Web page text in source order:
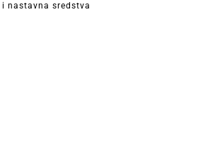
nastavna sredstva